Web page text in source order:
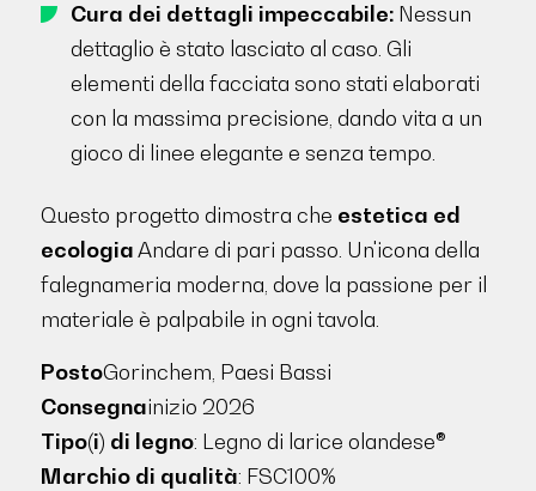
Cura dei dettagli impeccabile:Nessun
dettaglio è stato lasciato al caso. Gli
elementi della facciata sono stati elaborati
con la massima precisione, dando vita a un
gioco di linee elegante e senza tempo.
Questo progetto dimostra che estetica ed
ecologiaAndare di pari passo. Un'icona della
falegnameria moderna, dove la passione per il
materiale è palpabile in ogni tavola.
PostoGorinchem, Paesi Bassi
Consegnainizio 2026
Tipo(i) di legno: Legno di larice olandese®
Marchio di qualità: FSC100%